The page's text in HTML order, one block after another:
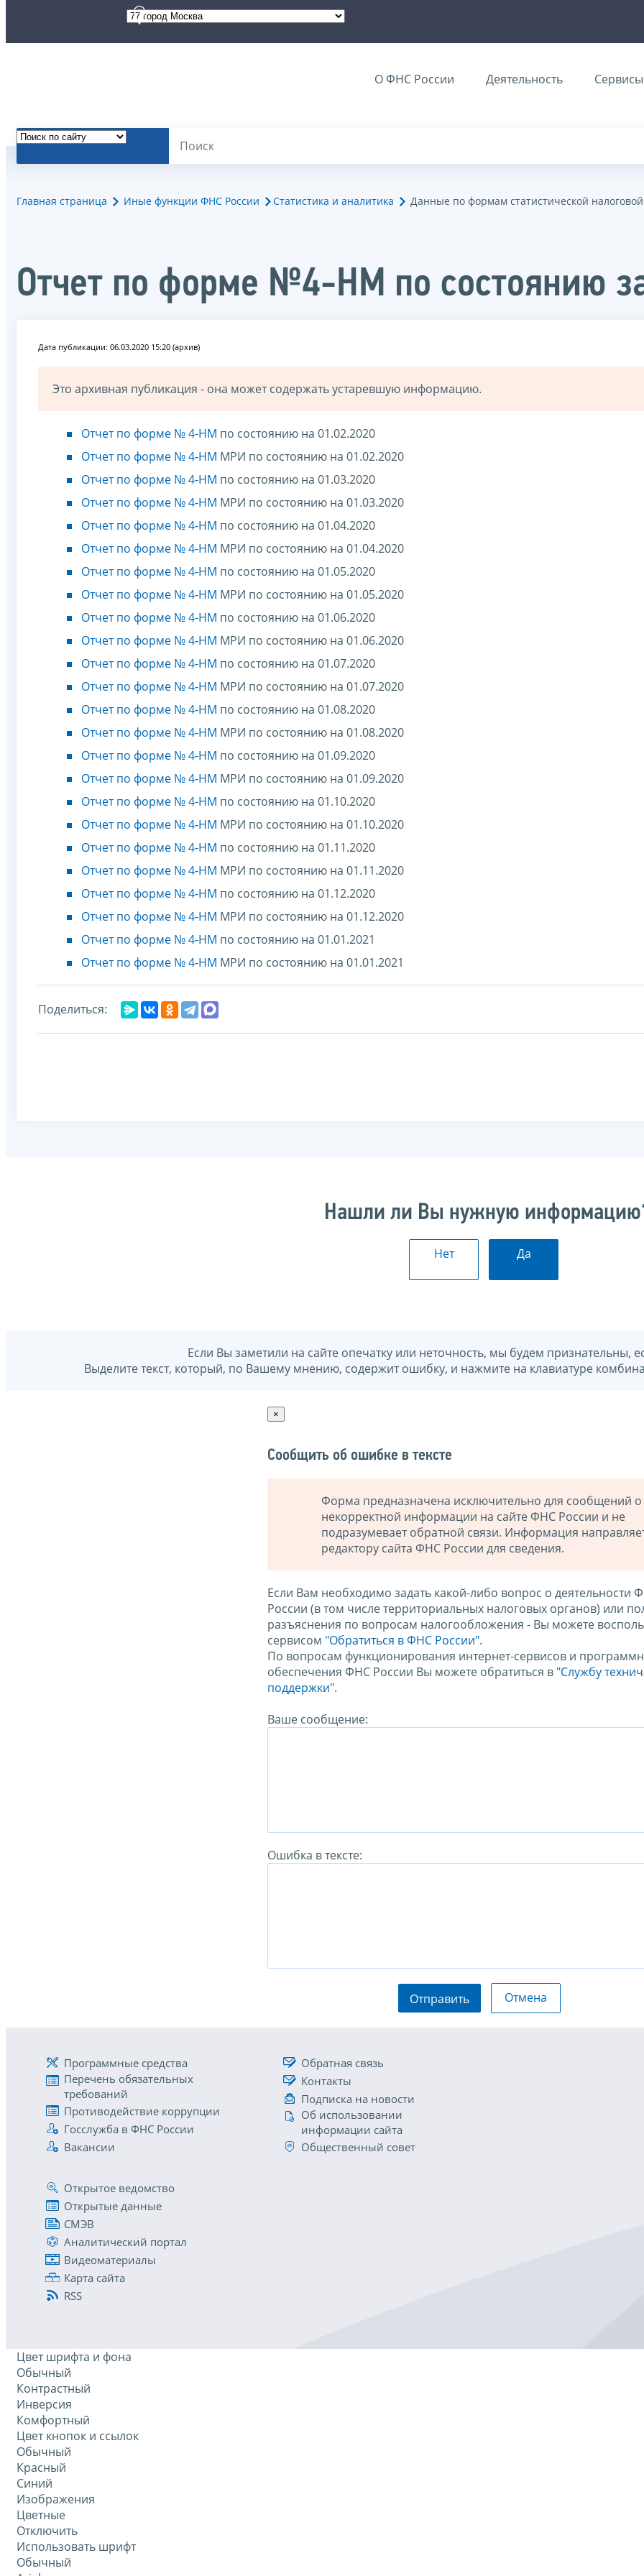
О ФНС России Деятельность Сервисы
Главная страница Иные функции ФНС России Статистика и аналитика Данные по формам статистической
Отчет по форме №4-НМ по состоянию
Дата публикации: 06.03.2020 15:20 (архив)
Это архивная публикация - она может содержать устаревшую информацию.
Отчет по форме № 4-НМ по состоянию на 01.02.2020
Отчет по форме № 4-НМ МРИ по состоянию на 01.02.2020
Отчет по форме № 4-НМ по состоянию на 01.03.2020
Отчет по форме № 4-НМ МРИ по состоянию на 01.03.2020
Отчет по форме № 4-НМ по состоянию на 01.04.2020
Отчет по форме № 4-НМ МРИ по состоянию на 01.04.2020
Отчет по форме № 4-НМ по состоянию на 01.05.2020
Отчет по форме № 4-НМ МРИ по состоянию на 01.05.2020
Отчет по форме № 4-НМ по состоянию на 01.06.2020
Отчет по форме № 4-НМ МРИ по состоянию на 01.06.2020
Отчет по форме № 4-НМ по состоянию на 01.07.2020
Отчет по форме № 4-НМ МРИ по состоянию на 01.07.2020
Отчет по форме № 4-НМ по состоянию на 01.08.2020
Отчет по форме № 4-НМ МРИ по состоянию на 01.08.2020
Отчет по форме № 4-НМ по состоянию на 01.09.2020
Отчет по форме № 4-НМ МРИ по состоянию на 01.09.2020
Отчет по форме № 4-НМ по состоянию на 01.10.2020
Отчет по форме № 4-НМ МРИ по состоянию на 01.10.2020
Отчет по форме № 4-НМ по состоянию на 01.11.2020
Отчет по форме № 4-НМ МРИ по состоянию на 01.11.2020
Отчет по форме № 4-НМ по состоянию на 01.12.2020
Отчет по форме № 4-НМ МРИ по состоянию на 01.12.2020
Отчет по форме № 4-НМ по состоянию на 01.01.2021
Отчет по форме № 4-НМ МРИ по состоянию на 01.01.2021
Поделиться:
Нашли ли Вы нужную
Нет Да
Если Вы заметили на сайте опечатку или неточность, мы будем признательны,
Выделите текст, который, по Вашему мнению, содержит ошибку, и нажмите на клавиатуре
×
Сообщить об ошибке в тексте
Форма предназначена исключительно для сообщений о
некорректной информации на сайте ФНС России и не
подразумевает обратной связи. Информация
редактору сайта ФНС России для сведения.
Если Вам необходимо задать какой-либо вопрос о деятельности
России (в том числе территориальных налоговых органов) или
разъяснения по вопросам налогообложения - Вы можете
сервисом "Обратиться в ФНС России".
По вопросам функционирования интернет-сервисов и
обеспечения ФНС России Вы можете обратиться в "Службу
поддержки".
Ваше сообщение:
Ошибка в тексте:
Отправить Отмена
Программные средства
Перечень обязательных
требований
Противодействие коррупции
Госслужба в ФНС России
Вакансии
Обратная связь
Контакты
Подписка на новости
Об использовании
информации сайта
Общественный совет
Открытое ведомство
Открытые данные
СМЭВ
Аналитический портал
Видеоматериалы
Карта сайта
RSS
Цвет шрифта и фона
Обычный
Контрастный
Инверсия
Комфортный
Цвет кнопок и ссылок
Обычный
Красный
Синий
Изображения
Цветные
Отключить
Использовать шрифт
Обычный